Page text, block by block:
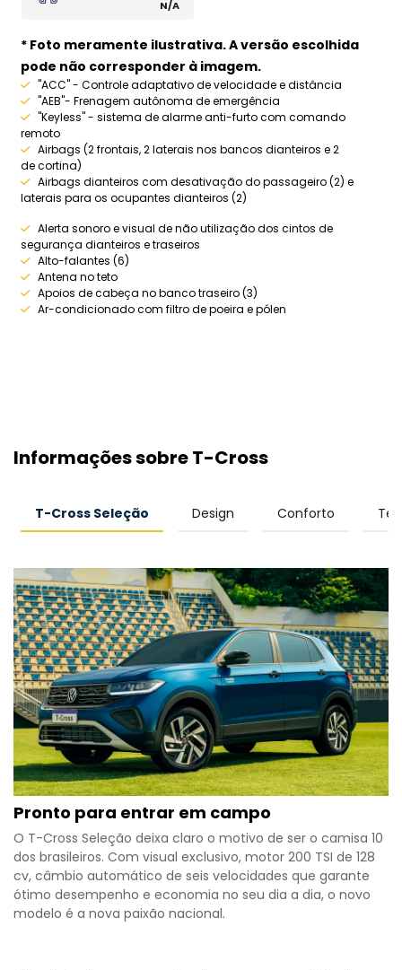
N/A
* Foto meramente ilustrativa. A versão escolhida
pode não corresponder à imagem.
"ACC" - Controle adaptativo de velocidade e distância
"AEB"- Frenagem autônoma de emergência
"Keyless" - sistema de alarme anti-furto com comando
remoto
Airbags (2 frontais, 2 laterais nos bancos dianteiros e 2
de cortina)
Airbags dianteiros com desativação do passageiro (2) e
laterais para os ocupantes dianteiros (2)
Alerta sonoro e visual de não utilização dos cintos de
segurança dianteiros e traseiros
Alto-falantes (6)
Antena no teto
Apoios de cabeça no banco traseiro (3)
Ar-condicionado com filtro de poeira e pólen
Informações sobre T-Cross
T-Cross Seleção Design Conforto
Pronto para entrar em campo
O T-Cross Seleção deixa claro o motivo de ser o camisa 10
dos brasileiros. Com visual exclusivo, motor 200 TSI de 128
cv, câmbio automático de seis velocidades que garante
ótimo desempenho e economia no seu dia a dia, o novo
modelo é a nova paixão nacional.